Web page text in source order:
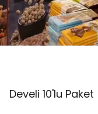
Develi 10'lu Paket